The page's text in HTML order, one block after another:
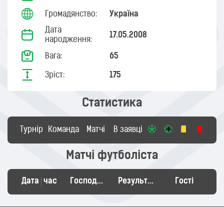
Громадянство: Україна
Дата
народження:
17.05.2008
Вага: 65
Зріст: 175
Статистика
Турнір Команда Матчі В заявці
Матчі футболіста
Дата час Господарі Результат Гості